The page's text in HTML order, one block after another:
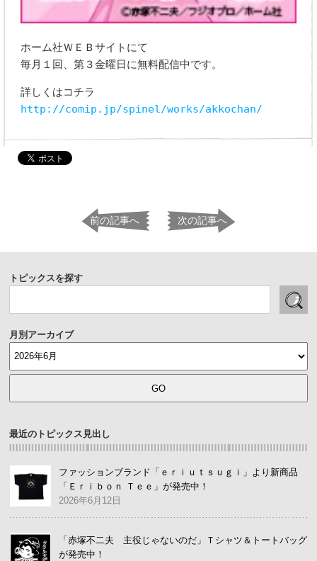
ホーム社ＷＥＢサイトにて
毎月１回、第３金曜日に無料配信中です。
詳しくはコチラ
http://comip.jp/spinel/works/akkochan/
前の記事へ 次の記事へ
トピックスを探す
月別アーカイブ
最近のトピックス見出し
ファッションブランド「ｅｒｉｕｔｓｕｇｉ」より新商品
「Ｅｒｉｂｏｎ Ｔｅｅ」が発売中！
2026年6月12日
「赤塚不二夫 主役じゃないのだ」Ｔシャツ＆トートバッグ
が発売中！